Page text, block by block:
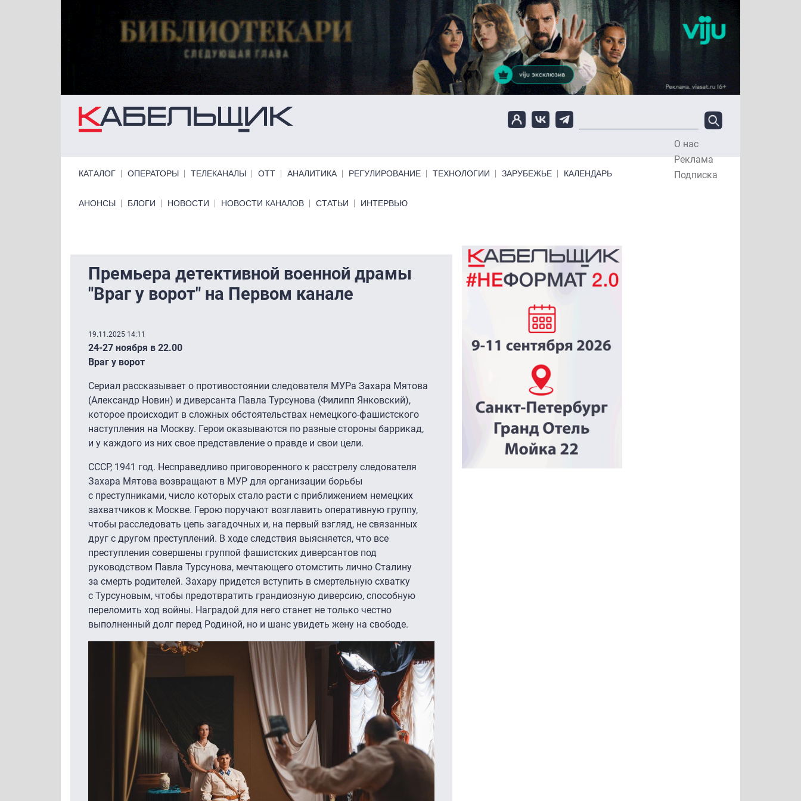
О нас
Реклама
Подписка
КАТАЛОГ ОПЕРАТОРЫ ТЕЛЕКАНАЛЫ ОТТ АНАЛИТИКА РЕГУЛИРОВАНИЕ ТЕХНОЛОГИИ ЗАРУБЕЖЬЕ КАЛЕНДАРЬ
Primary links bottom
АНОНСЫ БЛОГИ НОВОСТИ НОВОСТИ КАНАЛОВ СТАТЬИ ИНТЕРВЬЮ
Премьера детективной военной драмы
"Враг у ворот" на Первом канале
19.11.2025 14:11
24-27 ноября в 22.00
Враг у ворот
Сериал рассказывает о противостоянии следователя МУРа Захара Мятова
(Александр Новин) и диверсанта Павла Турсунова (Филипп Янковский),
которое происходит в сложных обстоятельствах немецкого-фашистского
наступления на Москву. Герои оказываются по разные стороны баррикад,
и у каждого из них свое представление о правде и свои цели.
СССР, 1941 год. Несправедливо приговоренного к расстрелу следователя
Захара Мятова возвращают в МУР для организации борьбы
с преступниками, число которых стало расти с приближением немецких
захватчиков к Москве. Герою поручают возглавить оперативную группу,
чтобы расследовать цепь загадочных и, на первый взгляд, не связанных
друг с другом преступлений. В ходе следствия выясняется, что все
преступления совершены группой фашистских диверсантов под
руководством Павла Турсунова, мечтающего отомстить лично Сталину
за смерть родителей. Захару придется вступить в смертельную схватку
с Турсуновым, чтобы предотвратить грандиозную диверсию, способную
переломить ход войны. Наградой для него станет не только честно
выполненный долг перед Родиной, но и шанс увидеть жену на свободе.